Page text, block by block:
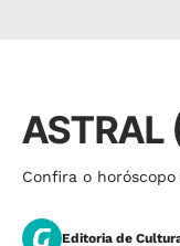
Confira o
Editoria de